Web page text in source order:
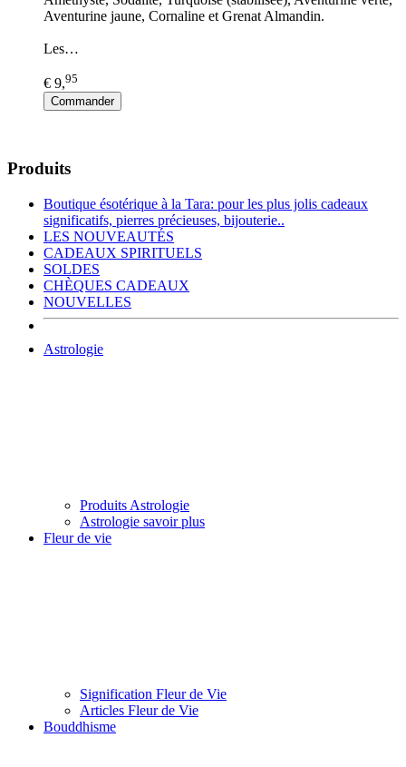
Aventurine jaune, Cornaline et Grenat Almandin.
Les…
€ 9,95
Commander
Produits
Boutique ésotérique à la Tara: pour les plus jolis cadeaux
significatifs, pierres précieuses, bijouterie..
LES NOUVEAUTÉS
CADEAUX SPIRITUELS
SOLDES
CHÈQUES CADEAUX
NOUVELLES
Astrologie
Produits Astrologie
Astrologie savoir plus
Fleur de vie
Signification Fleur de Vie
Articles Fleur de Vie
Bouddhisme